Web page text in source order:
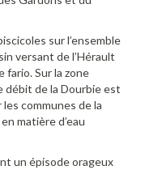
sur l’ensemble
versant de l’Hérault
fario. Sur la zone
débit de la Dourbie est
communes de la
matière d’eau
un épisode orageux